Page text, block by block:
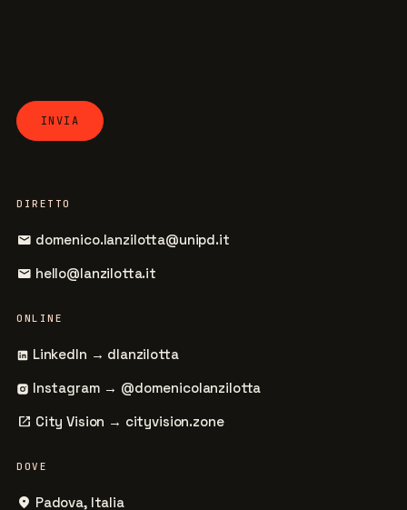
DIRETTO
mail domenico.lanzilotta@unipd.it
mail hello@lanzilotta.it
ONLINE
LinkedIn → dlanzilotta
Instagram → @domenicolanzilotta
open_in_new City Vision → cityvision.zone
DOVE
place Padova, Italia